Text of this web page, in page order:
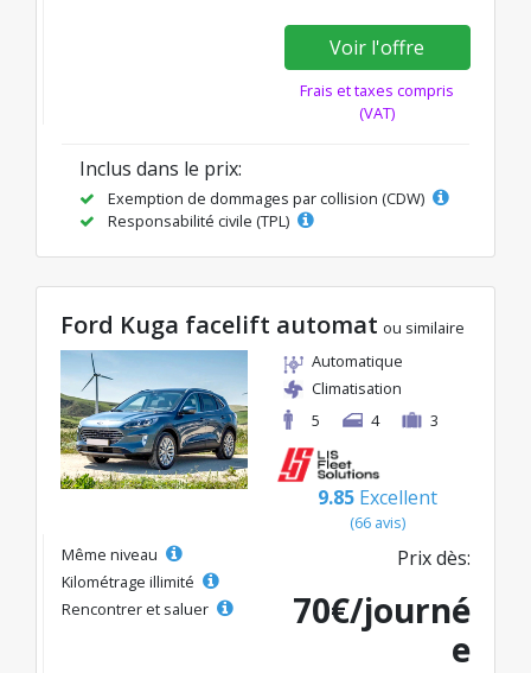
Voir l'offre
Frais et taxes compris
(VAT)
Inclus dans le prix:
Exemption de dommages par collision (CDW)
Responsabilité civile (TPL)
Ford Kuga facelift automat ou similaire
Automatique
Climatisation
5
4 3
9.85 Excellent
(66 avis)
Même niveau
Kilométrage illimité
Rencontrer et saluer
Prix dès:
70€/journé
e